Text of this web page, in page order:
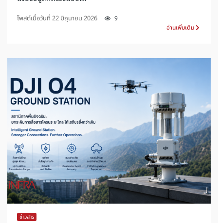
โพสต์เมื่อวันที่ 22 มิถุนายน 2026
9
อ่านเพิ่มเติม
ข่าวสาร